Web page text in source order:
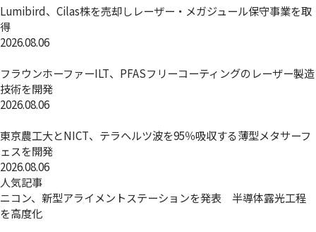
Lumibird、Cilas株を売却しレーザー・メガジュール保守事業を取
得
2026.08.06
フラウンホーファーILT、PFASフリーコーティングのレーザー製造
技術を開発
2026.08.06
東京農工大とNICT、テラヘルツ波を95％吸収する薄型メタサーフ
ェスを開発
2026.08.06
人気記事
ニコン、新型アライメントステーションを発表 半導体露光工程
を高度化